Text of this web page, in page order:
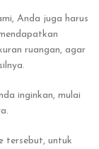
Anda juga harus
ruangan, agar
inginkan, mulai
tersebut, untuk